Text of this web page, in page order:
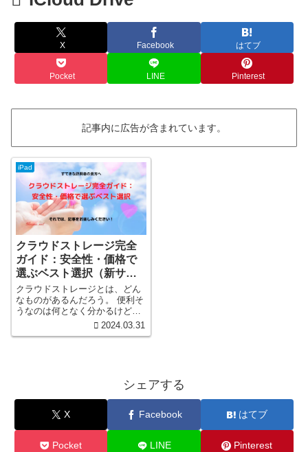
X Facebook はてブ
Pocket LINE Pinterest
記事内に広告が含まれています。
iPad
クラウドストレージ完全
ガイド：安全性・価格で
選ぶベスト選択（新サイ
ト）
クラウドストレージとは、どん
なものがあるんだろう。 便利そ
うなのは何となく分かるけど、
値段など分からないことが多
キュリティ、コストパフォーマ
ンスを紹介。 公私ともに、デジ
タルデータが貯ってしまうんで
すよね。子供の写真なんかもそ
うだし。データの保管に困って
いるので、デジタルデータの保
2024.03.31
シェアする
X Facebook はてブ
Pocket LINE Pinterest